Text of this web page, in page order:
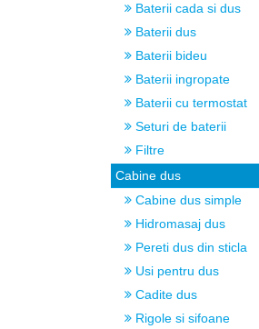
Baterii cada si dus
Baterii dus
Baterii bideu
Baterii ingropate
Baterii cu termostat
Seturi de baterii
Filtre
Cabine dus
Cabine dus simple
Hidromasaj dus
Pereti dus din sticla
Usi pentru dus
Cadite dus
Rigole si sifoane